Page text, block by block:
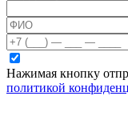
Нажимая кнопку
политикой